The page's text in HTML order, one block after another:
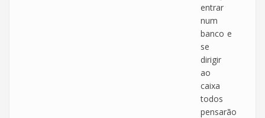
entrar
num
banco e
se
dirigir
ao
caixa
todos
pensarão